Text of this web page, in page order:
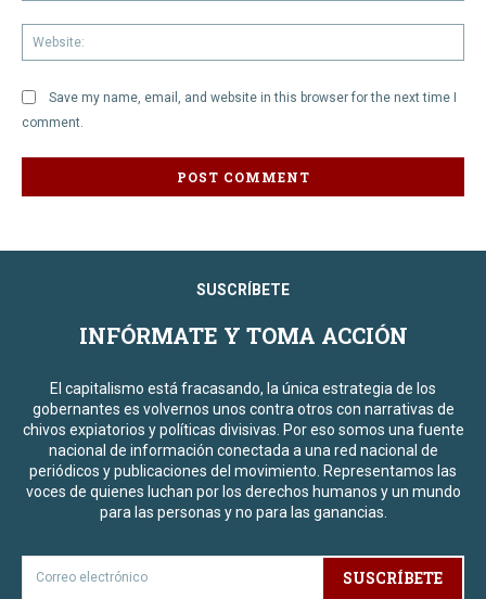
Save my name, email, and website in this browser for the next time I
comment.
SUSCRÍBETE
INFÓRMATE Y TOMA ACCIÓN
El capitalismo está fracasando, la única estrategia de los
gobernantes es volvernos unos contra otros con narrativas de
chivos expiatorios y políticas divisivas. Por eso somos una fuente
nacional de información conectada a una red nacional de
periódicos y publicaciones del movimiento. Representamos las
voces de quienes luchan por los derechos humanos y un mundo
para las personas y no para las ganancias.
SUSCRÍBETE